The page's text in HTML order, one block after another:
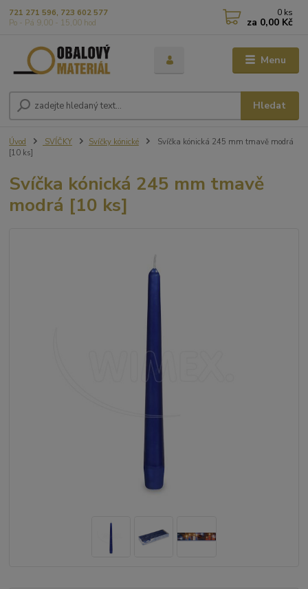
Menu
Hledat
721 271 596, 723 602 577
Po - Pá 9,00 - 15,00 hod
0 ks
za 0,00 Kč
Úvod SVÍČKY Svíčky kónické
Svíčka kónická 245 mm tmavě modrá
[10 ks]
Svíčka kónická 245 mm tmavě
modrá [10 ks]